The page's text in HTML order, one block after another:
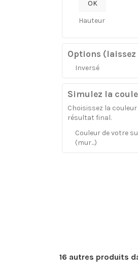
OK
Hauteur
Options
Inversé
Simulez la
Choisissez la
résultat final.
Couleur de votre
(mur...)
16 autres produits